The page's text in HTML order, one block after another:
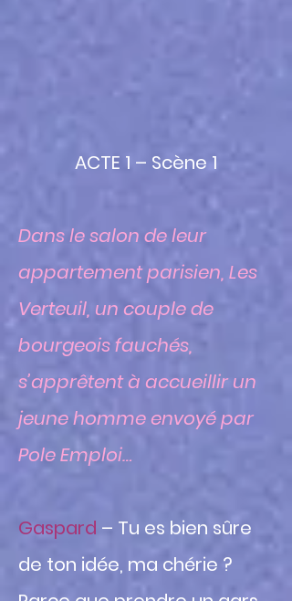
ACTE 1 – Scène 1
Dans le salon de leur
appartement parisien, Les
Verteuil, un couple de
bourgeois fauchés,
s’apprêtent à accueillir un
jeune homme envoyé par
Pole Emploi…
Gaspard – Tu es bien sûre
de ton idée, ma chérie ?